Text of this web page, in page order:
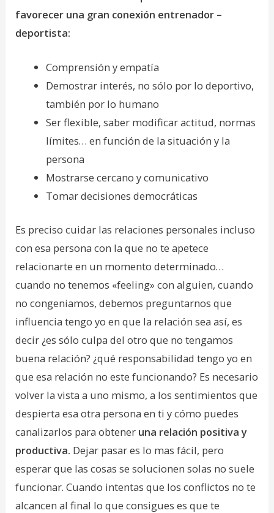
favorecer una gran conexión entrenador –
deportista:
Comprensión y empatía
Demostrar interés, no sólo por lo deportivo,
también por lo humano
Ser flexible, saber modificar actitud, normas
límites… en función de la situación y la
persona
Mostrarse cercano y comunicativo
Tomar decisiones democráticas
Es preciso cuidar las relaciones personales incluso
con esa persona con la que no te apetece
relacionarte en un momento determinado…
cuando no tenemos «feeling» con alguien, cuando
no congeniamos, debemos preguntarnos que
influencia tengo yo en que la relación sea así, es
decir ¿es sólo culpa del otro que no tengamos
buena relación? ¿qué responsabilidad tengo yo en
que esa relación no este funcionando? Es necesario
volver la vista a uno mismo, a los sentimientos que
despierta esa otra persona en ti y cómo puedes
canalizarlos para obtener una relación positiva y
productiva. Dejar pasar es lo mas fácil, pero
esperar que las cosas se solucionen solas no suele
funcionar. Cuando intentas que los conflictos no te
alcancen al final lo que consigues es que te